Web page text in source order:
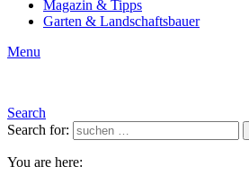
Magazin & Tipps
Garten & Landschaftsbauer
Menu
Search
Search for:
You are here: